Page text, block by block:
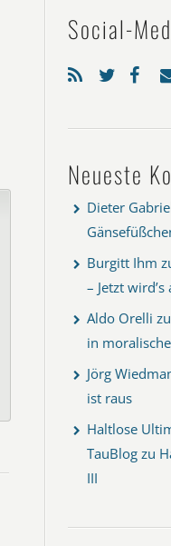
Social-
Neueste
Dieter
Burgitt Ihm
– Jetzt
Aldo Orelli zu
in
Jörg
ist raus
Haltlose
TauBlog zu
III